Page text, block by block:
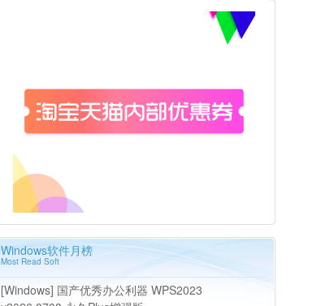
Windows软件月榜
Most Read Soft
[Windows] 国产优秀办公利器 WPS2023